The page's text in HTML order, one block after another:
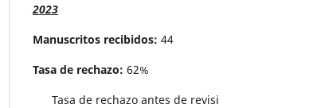
2023
Manuscritos recibidos: 44
Tasa de rechazo: 62%
Tasa de rechazo antes de revisi